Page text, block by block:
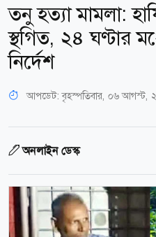
তনু হত্যা মামলা:
স্থগিত, ২৪ ঘণ্টার
নির্দেশ
আপডেট: বৃহস্পতিবার, ০৬ আগস্ট,
অনলাইন ডেস্ক